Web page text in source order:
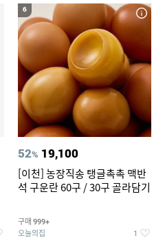
6
52% 19,100
[이천] 농장직송 탱글촉촉 맥반
석 구운란 60구 / 30구 골라담기
구매 999+
오늘의집 1